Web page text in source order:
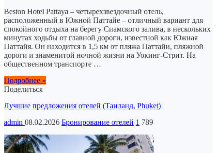
Beston Hotel Pattaya – четырехзвездочный отель,
расположенный в Южной Паттайе – отличный вариант для
спокойного отдыха на берегу Сиамского залива, в нескольких
минутах ходьбы от главной дороги, известной как Южная
Паттайя. Он находится в 1,5 км от пляжа Паттайи, пляжной
дороги и знаменитой ночной жизни на Уокинг-Стрит. На
общественном транспорте …
Подробнее »
Поделиться
Лучшие предложения отелей (Таиланд, Phuket)
admin 08.02.2026 Бронирование отелей 1 789